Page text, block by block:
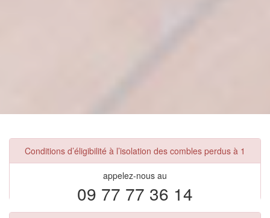
Conditions d’éligibilité à l’isolation des combles perdus à 1
appelez-nous au
09 77 77 36 14